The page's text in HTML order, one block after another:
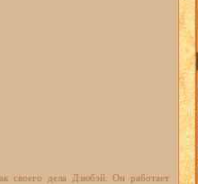
своего дела Дзюбэй. Он работает